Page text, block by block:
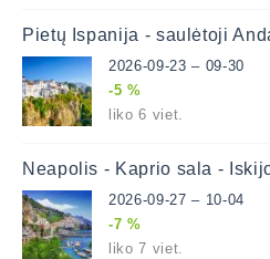
Pietų Ispanija - saulėtoji
2026-09-23 – 09-30
-5 %
liko 6 viet.
2026-09-27 – 10-04
-7 %
liko 7 viet.